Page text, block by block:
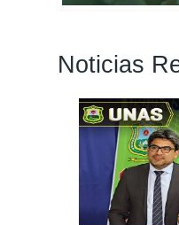
Noticias
Páginas